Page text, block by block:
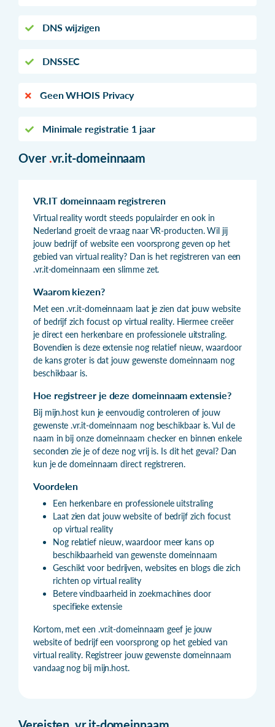
DNS wijzigen
DNSSEC
Geen WHOIS Privacy
Minimale registratie 1 jaar
Over .vr.it-domeinnaam
VR.IT domeinnaam registreren
Virtual reality wordt steeds populairder en ook in
Nederland groeit de vraag naar VR-producten. Wil jij
jouw bedrijf of website een voorsprong geven op het
gebied van virtual reality? Dan is het registreren van een
.vr.it-domeinnaam een slimme zet.
Waarom kiezen?
Met een .vr.it-domeinnaam laat je zien dat jouw website
of bedrijf zich focust op virtual reality. Hiermee creëer
je direct een herkenbare en professionele uitstraling.
Bovendien is deze extensie nog relatief nieuw, waardoor
de kans groter is dat jouw gewenste domeinnaam nog
beschikbaar is.
Hoe registreer je deze domeinnaam extensie?
Bij mijn.host kun je eenvoudig controleren of jouw
gewenste .vr.it-domeinnaam nog beschikbaar is. Vul de
naam in bij onze domeinnaam checker en binnen enkele
seconden zie je of deze nog vrij is. Is dit het geval? Dan
kun je de domeinnaam direct registreren.
Voordelen
Een herkenbare en professionele uitstraling
Laat zien dat jouw website of bedrijf zich focust
op virtual reality
Nog relatief nieuw, waardoor meer kans op
beschikbaarheid van gewenste domeinnaam
Geschikt voor bedrijven, websites en blogs die zich
richten op virtual reality
Betere vindbaarheid in zoekmachines door
specifieke extensie
Kortom, met een .vr.it-domeinnaam geef je jouw
website of bedrijf een voorsprong op het gebied van
virtual reality. Registreer jouw gewenste domeinnaam
vandaag nog bij mijn.host.